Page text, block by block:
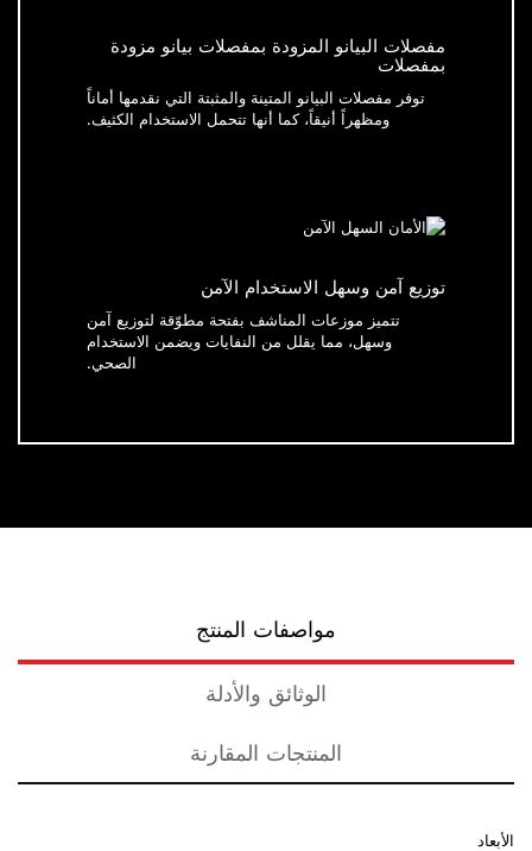
مفصلات البيانو المزودة بمفصلات بيانو مزودة
بمفصلات
توفر مفصلات البيانو المتينة والمثبتة التي نقدمها أماناً
ومظهراً أنيقاً، كما أنها تتحمل الاستخدام الكثيف.
توزيع آمن وسهل الاستخدام الآمن
تتميز موزعات المناشف بفتحة مطوّقة لتوزيع آمن
وسهل، مما يقلل من النفايات ويضمن الاستخدام
الصحي.
مواصفات المنتج
الوثائق والأدلة
المنتجات المقارنة
الأبعاد